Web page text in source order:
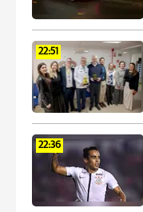
22:51
22:36